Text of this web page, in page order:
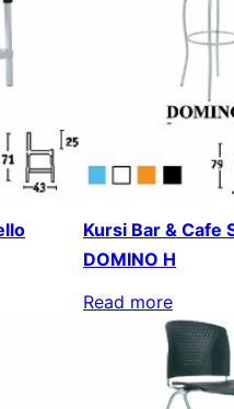
Kursi Bar & Cafe
DOMINO H
Read more